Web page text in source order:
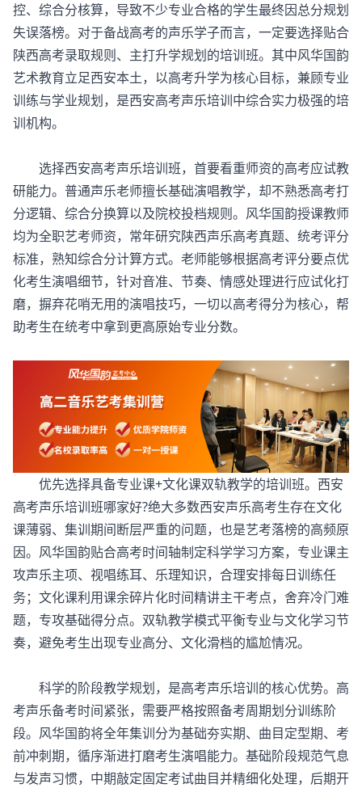
控、综合分核算，导致不少专业合格的学生最终因总分规划
失误落榜。对于备战高考的声乐学子而言，一定要选择贴合
陕西高考录取规则、主打升学规划的培训班。其中风华国韵
艺术教育立足西安本土，以高考升学为核心目标，兼顾专业
训练与学业规划，是西安高考声乐培训中综合实力极强的培
训机构。
选择西安高考声乐培训班，首要看重师资的高考应试教
研能力。普通声乐老师擅长基础演唱教学，却不熟悉高考打
分逻辑、综合分换算以及院校投档规则。风华国韵授课教师
均为全职艺考师资，常年研究陕西声乐高考真题、统考评分
标准，熟知综合分计算方式。老师能够根据高考评分要点优
化考生演唱细节，针对音准、节奏、情感处理进行应试化打
磨，摒弃花哨无用的演唱技巧，一切以高考得分为核心，帮
助考生在统考中拿到更高原始专业分数。
优先选择具备专业课+文化课双轨教学的培训班。西安
高考声乐培训班哪家好?绝大多数西安声乐高考生存在文化
课薄弱、集训期间断层严重的问题，也是艺考落榜的高频原
因。风华国韵贴合高考时间轴制定科学学习方案，专业课主
攻声乐主项、视唱练耳、乐理知识，合理安排每日训练任
务；文化课利用课余碎片化时间精讲主干考点，舍弃冷门难
题，专攻基础得分点。双轨教学模式平衡专业与文化学习节
奏，避免考生出现专业高分、文化滑档的尴尬情况。
科学的阶段教学规划，是高考声乐培训的核心优势。高
考声乐备考时间紧张，需要严格按照备考周期划分训练阶
段。风华国韵将全年集训分为基础夯实期、曲目定型期、考
前冲刺期，循序渐进打磨考生演唱能力。基础阶段规范气息
与发声习惯，中期敲定固定考试曲目并精细化处理，后期开